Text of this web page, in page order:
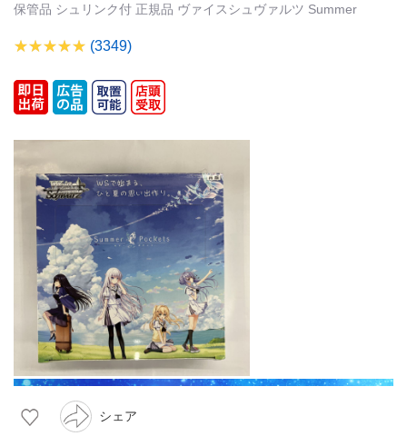
保管品 シュリンク付 正規品 ヴァイスシュヴァルツ Summer
(3349)
シェア